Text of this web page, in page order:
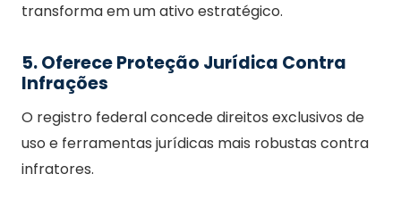
transforma em um ativo estratégico.
5. Oferece Proteção Jurídica Contra
Infrações
O registro federal concede direitos exclusivos de
uso e ferramentas jurídicas mais robustas contra
infratores.